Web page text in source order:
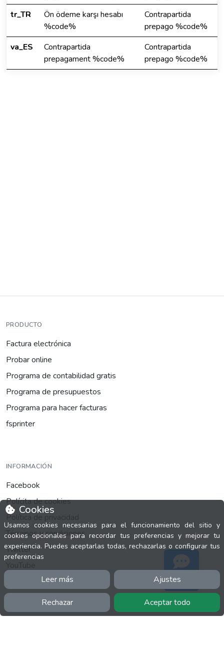
tr_TR
Ön ödeme karşı hesabı
%code%
Contrapartida
prepago %code%
va_ES
Contrapartida
prepagament %code%
Contrapartida
prepago %code%
Cookies
Usamos cookies necesarias para el funcionamiento del sitio y
cookies opcionales para recordar tus preferencias y mejorar tu
experiencia. Puedes aceptarlas todas, rechazarlas o configurar tus
preferencias
Leer más Ajustes
Rechazar Aceptar todo
PRODUCTO
Factura electrónica
Probar online
Programa de contabilidad gratis
Programa de presupuestos
Programa para hacer facturas
fsprinter
INFORMACIÓN
Facebook
Polícita de cookies
Política de privacidad
Términos y condiciones
Twitter
Soporte